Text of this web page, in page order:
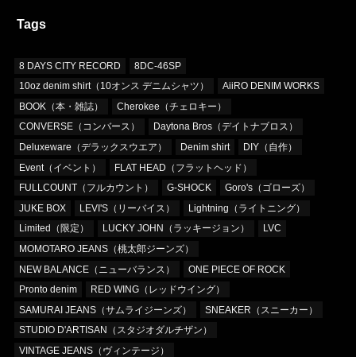
Tags
8 DAYS CITY RECORD
8DC-46SP
10oz denim shirt（10オンス デニムシャツ）
AiiRO DENIM WORKS
BOOK（本・雑誌）
Cherokee（チェロキー）
CONVERSE（コンバース）
Daytona Bros（デイトナブロス）
Deluxeware（デラックスウエア）
Denim shirt
DIY（自作）
Event（イベント）
FLAT HEAD（フラットヘッド）
FULLCOUNT（フルカウント）
G-SHOCK
Goro's（ゴローズ）
JUKE BOX
LEVI'S（リーバイス）
Lightning（ライトニング）
Limited（限定）
LUCKY JOHN（ラッキージョン）
LVC
MOMOTARO JEANS（桃太郎ジーンズ）
NEW BALANCE（ニューバランス）
ONE PIECE OF ROCK
Pronto denim
RED WING（レッドウイング）
SAMURAI JEANS（サムライジーンズ）
SNEAKER（スニーカー）
STUDIO D'ARTISAN（スタジオダルチザン）
VINTAGE JEANS（ヴィンテージ）